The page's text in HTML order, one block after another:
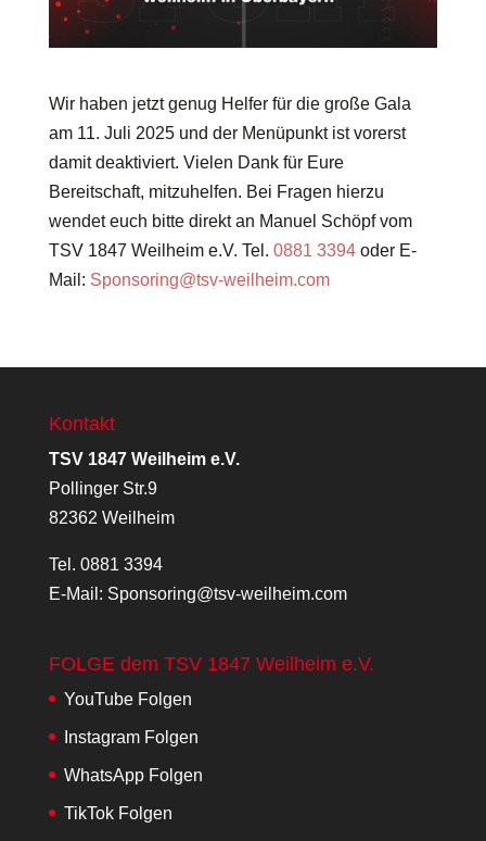
Wir haben jetzt genug Helfer für die große Gala
am 11. Juli 2025 und der Menüpunkt ist vorerst
damit deaktiviert. Vielen Dank für Eure
Bereitschaft, mitzuhelfen. Bei Fragen hierzu
wendet euch bitte direkt an Manuel Schöpf vom
TSV 1847 Weilheim e.V. Tel. 0881 3394oder E-
Mail: Sponsoring@tsv-weilheim.com
Kontakt
TSV 1847 Weilheim e.V.
Pollinger Str.9
82362 Weilheim
Tel. 0881 3394
E-Mail: Sponsoring@tsv-weilheim.com
FOLGE dem TSV 1847 Weilheim e.V.
YouTube Folgen
Instagram Folgen
WhatsApp Folgen
TikTok Folgen